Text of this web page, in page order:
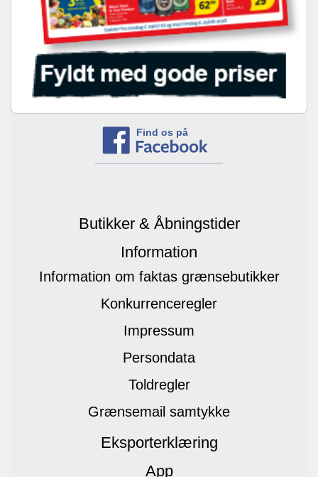
Find os på
Butikker & Åbningstider
Information
Information om faktas grænsebutikker
Konkurrenceregler
Impressum
Persondata
Toldregler
Grænsemail samtykke
Eksporterklæring
App